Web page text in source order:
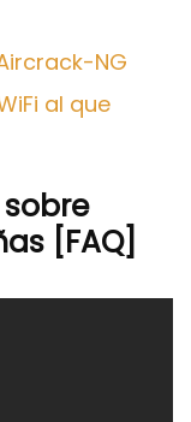
NG
al que
[FAQ]